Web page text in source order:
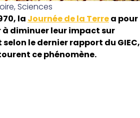
,Sciences
la Journée de la Terrea pour
à diminuer leur impact sur
le dernier rapport du GIEC,
ce phénomène.